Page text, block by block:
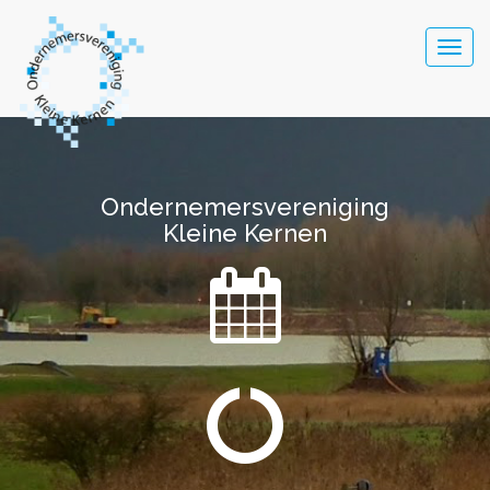
Ondernemersvereniging
Kleine Kernen
Ondernemersvereniging
Kleine Kernen